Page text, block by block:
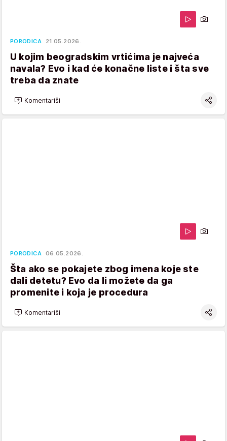
PORODICA 21.05.2026.
U kojim beogradskim vrtićima je najveća
navala? Evo i kad će konačne liste i šta sve
treba da znate
Komentariši
PORODICA 06.05.2026.
Šta ako se pokajete zbog imena koje ste
dali detetu? Evo da li možete da ga
promenite i koja je procedura
Komentariši